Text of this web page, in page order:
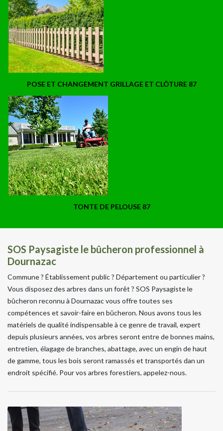
POSE ET CHANGEMENT GRILLAGE ET CLÔTURE 87
TONTE DE PELOUSE 87
SOS Paysagiste le bûcheron professionnel à
Dournazac
Commune ? Établissement public ? Département ou particulier ?
Vous disposez des arbres dans un forêt ? SOS Paysagiste le
bûcheron reconnu à Dournazac vous offre toutes ses
compétences et savoir-faire en bûcheron. Nous avons tous les
matériels de qualité indispensable à ce genre de travail, expert
depuis plusieurs années, vos arbres seront entre de bonnes mains,
entretien, élagage de branches, abattage, avec un engin de haut
de gamme, tous les bois seront ramassés et transportés dan un
endroit spécifié. Pour vos arbres forestiers, appelez-nous.